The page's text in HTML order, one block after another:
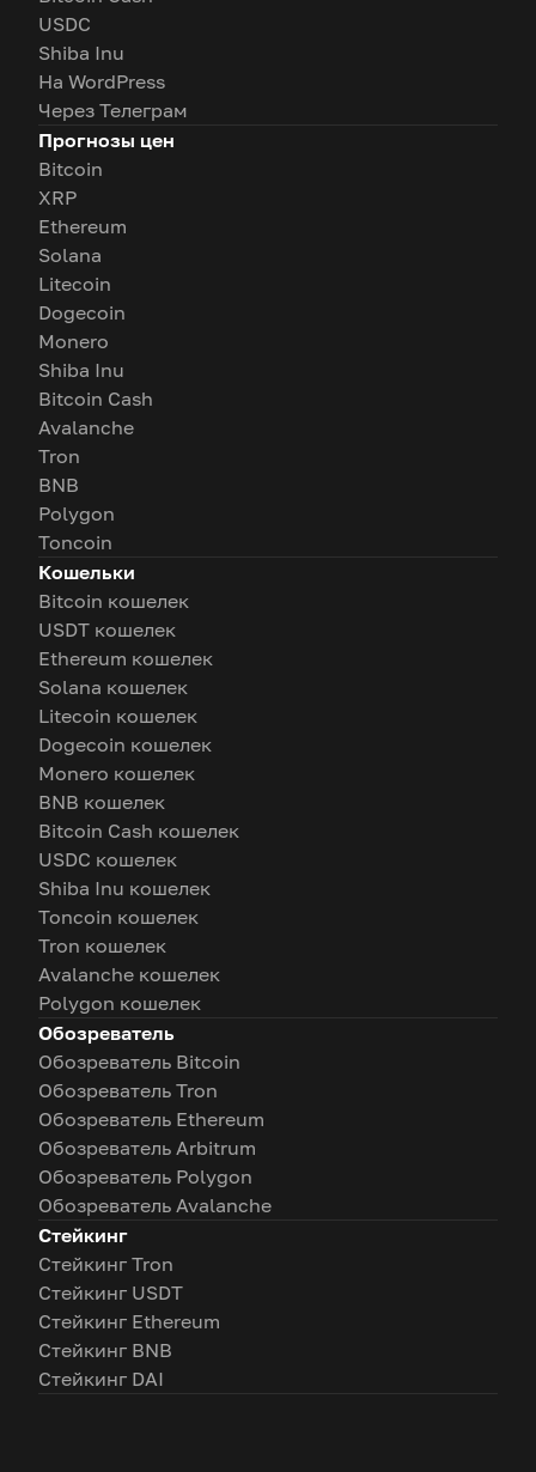
USDC
Shiba Inu
На WordPress
Через Телеграм
Прогнозы цен
Bitcoin
XRP
Ethereum
Solana
Litecoin
Dogecoin
Monero
Shiba Inu
Bitcoin Cash
Avalanche
Tron
BNB
Polygon
Toncoin
Кошельки
Bitcoin кошелек
USDT кошелек
Ethereum кошелек
Solana кошелек
Litecoin кошелек
Dogecoin кошелек
Monero кошелек
BNB кошелек
Bitcoin Cash кошелек
USDC кошелек
Shiba Inu кошелек
Toncoin кошелек
Tron кошелек
Avalanche кошелек
Polygon кошелек
Обозреватель
Обозреватель Bitcoin
Обозреватель Tron
Обозреватель Ethereum
Обозреватель Arbitrum
Обозреватель Polygon
Обозреватель Avalanche
Стейкинг
Стейкинг Tron
Стейкинг USDT
Стейкинг Ethereum
Стейкинг BNB
Стейкинг DAI